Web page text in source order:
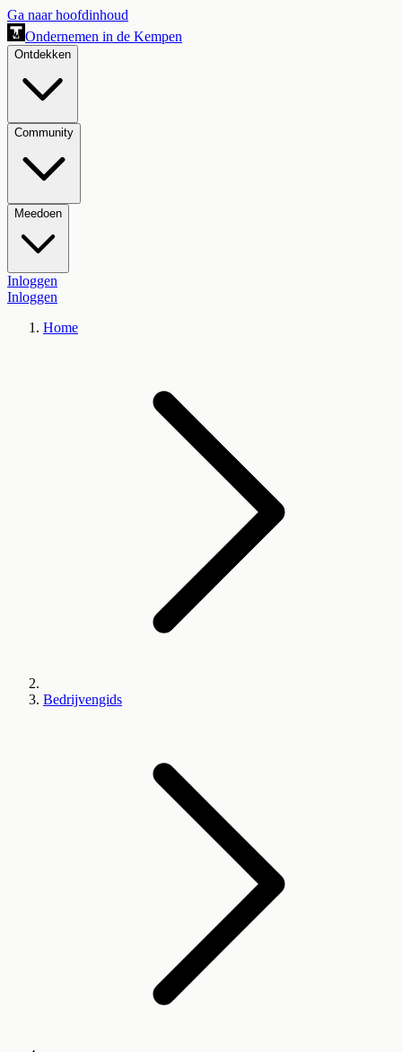
Ga naar hoofdinhoud
Ondernemen in de Kempen
Ontdekken
Community
Meedoen
Inloggen
Inloggen
Home
Bedrijvengids